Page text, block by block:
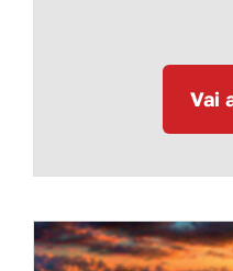
Vai